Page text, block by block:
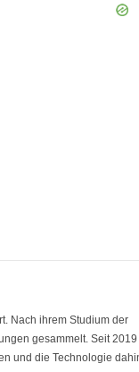
Nach ihrem Studium der
gesammelt. Seit 2019
und die Technologie